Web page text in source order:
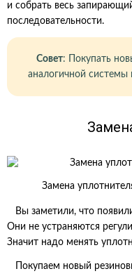
и собрать весь
последовательности.
Совет: Покупать
аналогичной
Замена
Вы заметили, что
Они не устраняются
Значит надо менять
Покупаем новый